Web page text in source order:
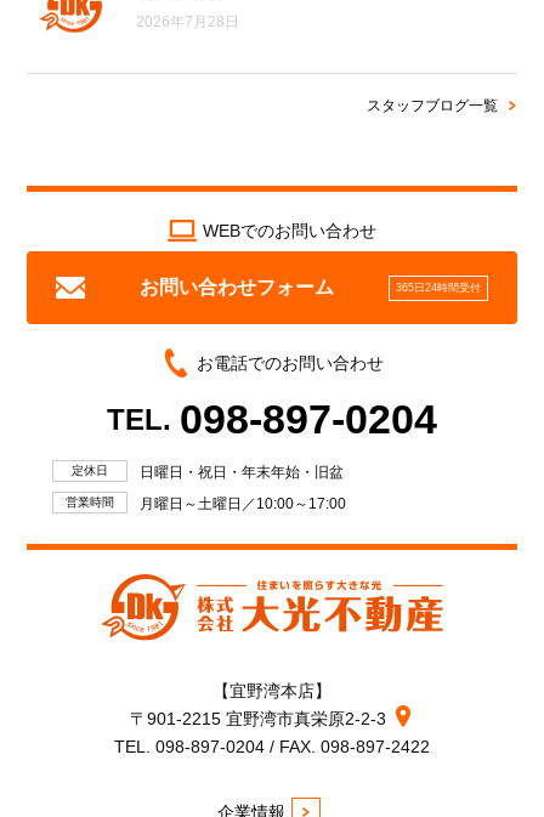
2026年7月28日
スタッフブログ一覧
WEBでのお問い合わせ
お問い合わせフォーム 365日24時間受付
お電話でのお問い合わせ
TEL. 098-897-0204
定休日 日曜日・祝日・年末年始・旧盆
営業時間 月曜日～土曜日／10:00～17:00
【宜野湾本店】
〒901-2215 宜野湾市真栄原2-2-3
TEL. 098-897-0204 / FAX. 098-897-2422
企業情報